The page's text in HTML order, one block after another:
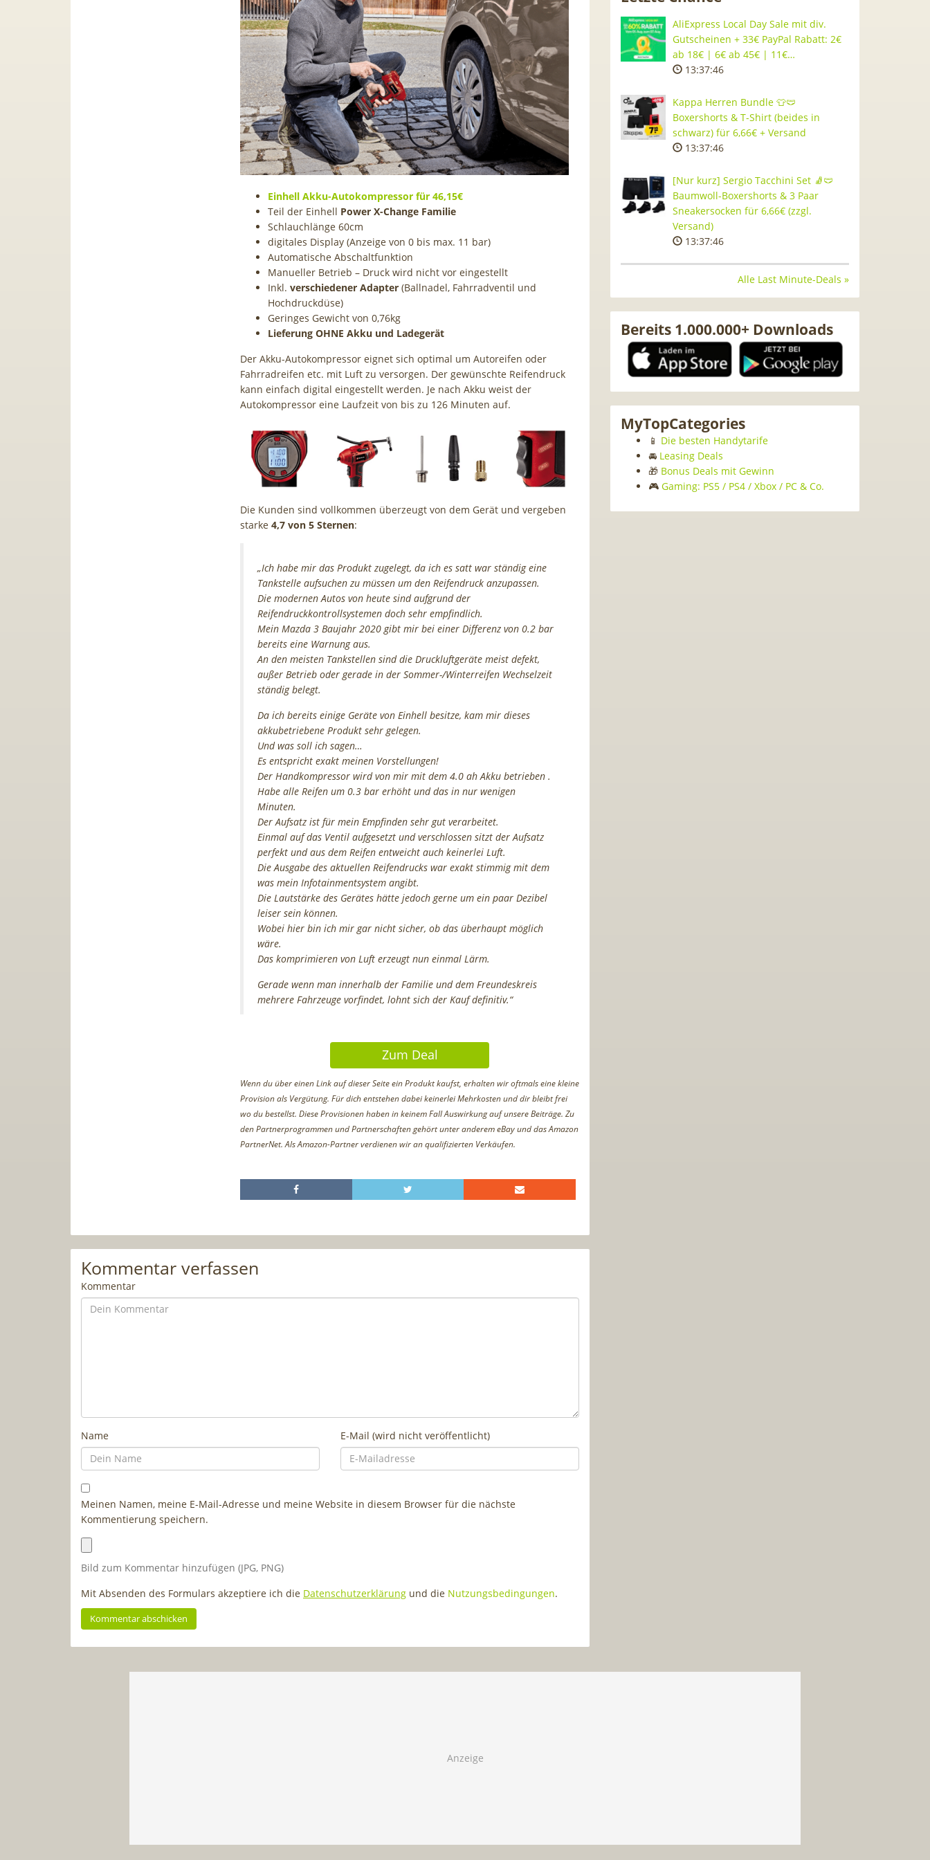
Einhell Akku-Autokompressor für 46,15€
Teil der Einhell Power X-Change Familie
Schlauchlänge 60cm
digitales Display (Anzeige von 0 bis max. 11 bar)
Automatische Abschaltfunktion
Manueller Betrieb – Druck wird nicht vor eingestellt
Inkl. verschiedener Adapter (Ballnadel, Fahrradventil und
Hochdruckdüse)
Geringes Gewicht von 0,76kg
Lieferung OHNE Akku und Ladegerät
Der Akku-Autokompressor eignet sich optimal um Autoreifen oder
Fahrradreifen etc. mit Luft zu versorgen. Der gewünschte Reifendruck
kann einfach digital eingestellt werden. Je nach Akku weist der
Autokompressor eine Laufzeit von bis zu 126 Minuten auf.
Die Kunden sind vollkommen überzeugt von dem Gerät und vergeben
starke 4,7 von 5 Sternen:
„Ich habe mir das Produkt zugelegt, da ich es satt war ständig eine
Tankstelle aufsuchen zu müssen um den Reifendruck anzupassen.
Die modernen Autos von heute sind aufgrund der
Reifendruckkontrollsystemen doch sehr empfindlich.
Mein Mazda 3 Baujahr 2020 gibt mir bei einer Differenz von 0.2 bar
bereits eine Warnung aus.
An den meisten Tankstellen sind die Druckluftgeräte meist defekt,
außer Betrieb oder gerade in der Sommer-/Winterreifen Wechselzeit
ständig belegt.
Da ich bereits einige Geräte von Einhell besitze, kam mir dieses
akkubetriebene Produkt sehr gelegen.
Und was soll ich sagen…
Es entspricht exakt meinen Vorstellungen!
Der Handkompressor wird von mir mit dem 4.0 ah Akku betrieben .
Habe alle Reifen um 0.3 bar erhöht und das in nur wenigen
Minuten.
Der Aufsatz ist für mein Empfinden sehr gut verarbeitet.
Einmal auf das Ventil aufgesetzt und verschlossen sitzt der Aufsatz
perfekt und aus dem Reifen entweicht auch keinerlei Luft.
Die Ausgabe des aktuellen Reifendrucks war exakt stimmig mit dem
was mein Infotainmentsystem angibt.
Die Lautstärke des Gerätes hätte jedoch gerne um ein paar Dezibel
leiser sein können.
Wobei hier bin ich mir gar nicht sicher, ob das überhaupt möglich
wäre.
Das komprimieren von Luft erzeugt nun einmal Lärm.
Gerade wenn man innerhalb der Familie und dem Freundeskreis
mehrere Fahrzeuge vorfindet, lohnt sich der Kauf definitiv.“
Zum Deal
Wenn du über einen Link auf dieser Seite ein Produkt kaufst, erhalten wir oftmals eine kleine
Provision als Vergütung. Für dich entstehen dabei keinerlei Mehrkosten und dir bleibt frei
wo du bestellst. Diese Provisionen haben in keinem Fall Auswirkung auf unsere Beiträge. Zu
den Partnerprogrammen und Partnerschaften gehört unter anderem eBay und das Amazon
PartnerNet. Als Amazon-Partner verdienen wir an qualifizierten Verkäufen.
Kommentar verfassen
Kommentar
Name E-Mail (wird nicht veröffentlicht)
Meinen Namen, meine E-Mail-Adresse und meine Website in diesem Browser für die nächste
Kommentierung speichern.
Bild zum Kommentar hinzufügen (JPG, PNG)
Mit Absenden des Formulars akzeptiere ich die Datenschutzerklärung und die Nutzungsbedingungen.
AliExpress Local Day Sale mit div.
Gutscheinen + 33€ PayPal Rabatt: 2€
ab 18€ | 6€ ab 45€ | 11€…
13:37:45
Kappa Herren Bundle 👕🩲
Boxershorts & T-Shirt (beides in
schwarz) für 6,66€ + Versand
13:37:45
[Nur kurz] Sergio Tacchini Set 🧦🩲
Baumwoll-Boxershorts & 3 Paar
Sneakersocken für 6,66€ (zzgl.
Versand)
13:37:45
Alle Last Minute-Deals »
Bereits 1.000.000+ Downloads
MyTopCategories
📱 Die besten Handytarife
🚘 Leasing Deals
🎁 Bonus Deals mit Gewinn
🎮 Gaming: PS5 / PS4 / Xbox / PC & Co.